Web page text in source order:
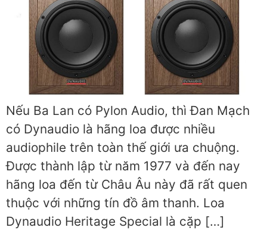
Nếu Ba Lan có Pylon Audio, thì Đan Mạch
có Dynaudio là hãng loa được nhiều
audiophile trên toàn thế giới ưa chuộng.
Được thành lập từ năm 1977 và đến nay
hãng loa đến từ Châu Âu này đã rất quen
thuộc với những tín đồ âm thanh. Loa
Dynaudio Heritage Special là cặp […]